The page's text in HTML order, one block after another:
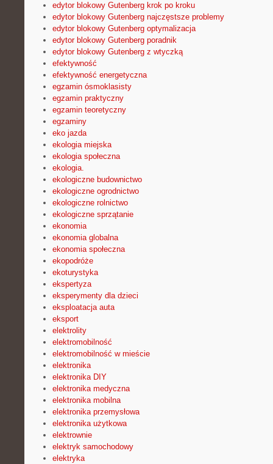
edytor blokowy Gutenberg krok po kroku
edytor blokowy Gutenberg najczęstsze problemy
edytor blokowy Gutenberg optymalizacja
edytor blokowy Gutenberg poradnik
edytor blokowy Gutenberg z wtyczką
efektywność
efektywność energetyczna
egzamin ósmoklasisty
egzamin praktyczny
egzamin teoretyczny
egzaminy
eko jazda
ekologia miejska
ekologia społeczna
ekologia.
ekologiczne budownictwo
ekologiczne ogrodnictwo
ekologiczne rolnictwo
ekologiczne sprzątanie
ekonomia
ekonomia globalna
ekonomia społeczna
ekopodróże
ekoturystyka
ekspertyza
eksperymenty dla dzieci
eksploatacja auta
eksport
elektrolity
elektromobilność
elektromobilność w mieście
elektronika
elektronika DIY
elektronika medyczna
elektronika mobilna
elektronika przemysłowa
elektronika użytkowa
elektrownie
elektryk samochodowy
elektryka